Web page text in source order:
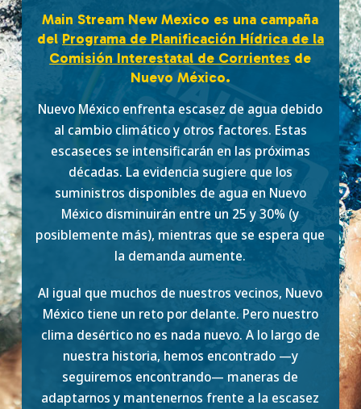
Main Stream New Mexico es una campaña
del Programa de Planificación Hídrica de la
Comisión Interestatal de Corrientes de
Nuevo México.
Nuevo México enfrenta escasez de agua debido
al cambio climático y otros factores. Estas
escaseces se intensificarán en las próximas
décadas. La evidencia sugiere que los
suministros disponibles de agua en Nuevo
México disminuirán entre un 25 y 30% (y
posiblemente más), mientras que se espera que
la demanda aumente.
Al igual que muchos de nuestros vecinos, Nuevo
México tiene un reto por delante. Pero nuestro
clima desértico no es nada nuevo. A lo largo de
nuestra historia, hemos encontrado —y
seguiremos encontrando— maneras de
adaptarnos y mantenernos frente a la escasez